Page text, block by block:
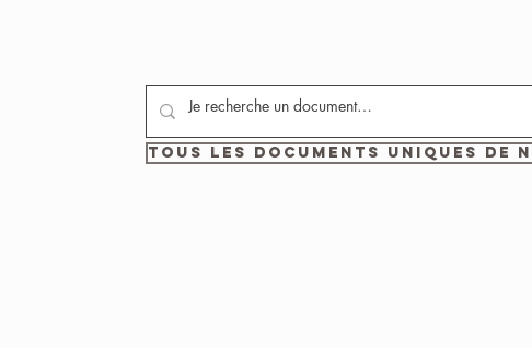
Tous les documents uniques